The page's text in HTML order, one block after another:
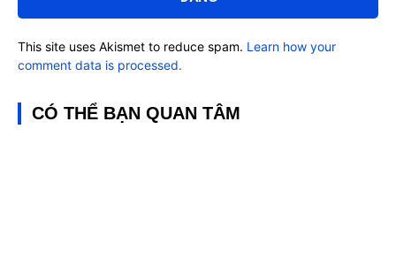
This site uses Akismet to reduce spam. Learn how your
comment data is processed.
CÓ THỂ BẠN QUAN TÂM